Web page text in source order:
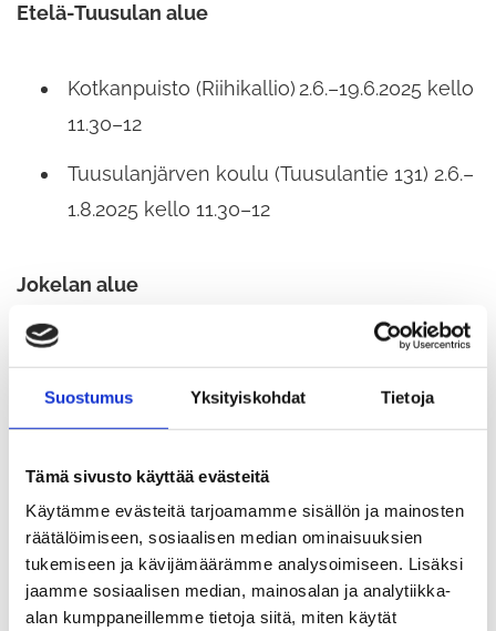
Suostumus Yksityiskohdat Tietoja
Tämä sivusto käyttää evästeitä
Käytämme evästeitä tarjoamamme sisällön ja mainosten
räätälöimiseen, sosiaalisen median ominaisuuksien
tukemiseen ja kävijämäärämme analysoimiseen. Lisäksi
jaamme sosiaalisen median, mainosalan ja analytiikka-
alan kumppaneillemme tietoja siitä, miten käytät
Etelä-Tuusulan alue
Kotkanpuisto (Riihikallio) 2.6.–19.6.2025 kello
11.30–12
Tuusulanjärven koulu (Tuusulantie 131) 2.6.–
1.8.2025 kello 11.30–12
Jokelan alue
Kellokosken alue
Björkenheimin puisto (Roinila) 2.6.–1.8.2025
kello 11.30–12